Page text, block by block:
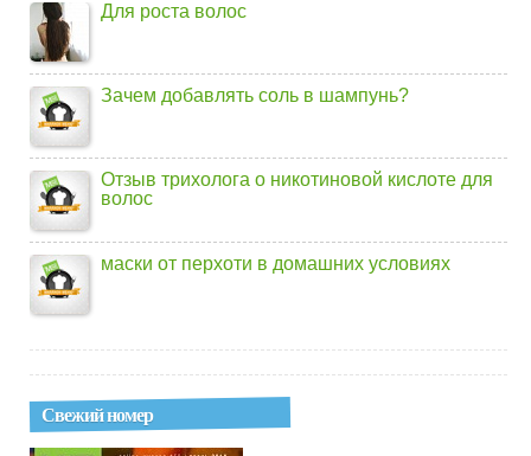
Для роста волос
Зачем добавлять соль в шампунь?
Отзыв трихолога о никотиновой кислоте для
волос
маски от перхоти в домашних условиях
Свежий номер